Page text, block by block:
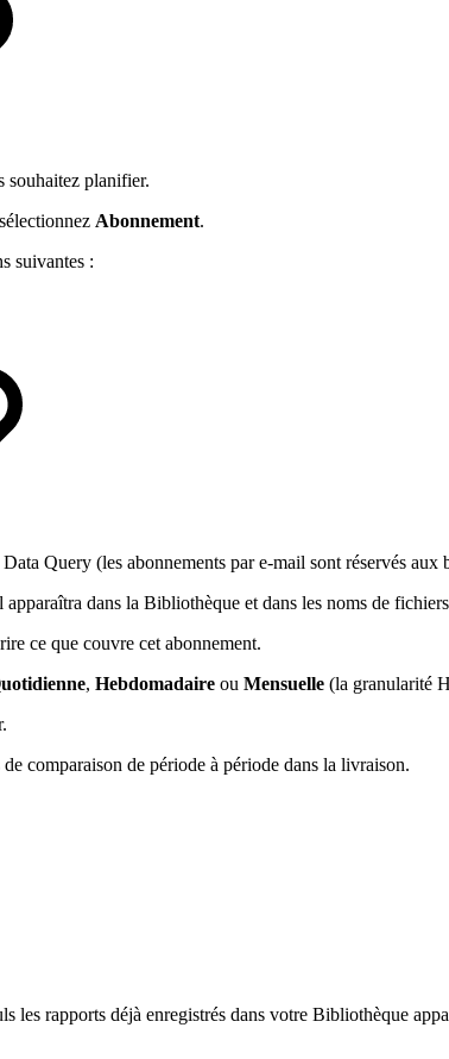
souhaitez planifier.
Abonnement.
suivantes :
Query (les abonnements par e-mail sont réservés aux
dans la Bibliothèque et dans les noms de
ce que couvre cet abonnement.
, Hebdomadaire ou Mensuelle (la granularité
comparaison de période à période dans la livraison.
les rapports déjà enregistrés dans votre Bibliothèque